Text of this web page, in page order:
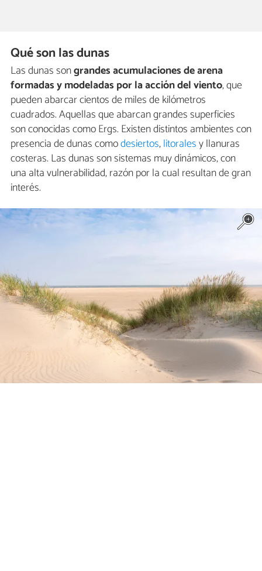
Qué son las dunas
Las dunas songrandes acumulaciones de arena
formadas y modeladas por la acción del viento, que
pueden abarcar cientos de miles de kilómetros
cuadrados. Aquellas que abarcan grandes superficies
son conocidas como Ergs. Existen distintos ambientes con
presencia de dunas comodesiertos,litoralesy llanuras
costeras. Las dunas son sistemas muy dinámicos, con
una alta vulnerabilidad, razón por la cual resultan de gran
interés.